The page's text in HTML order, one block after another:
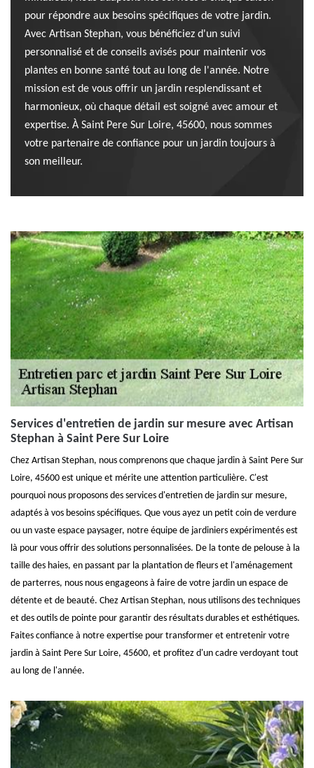
pour répondre aux besoins spécifiques de votre jardin.
Avec Artisan Stephan, vous bénéficiez d'un suivi
personnalisé et de conseils avisés pour maintenir vos
plantes en bonne santé tout au long de l'année. Notre
mission est de vous offrir un jardin resplendissant et
harmonieux, où chaque détail est soigné avec amour et
expertise. À Saint Pere Sur Loire, 45600, nous sommes
votre partenaire de confiance pour un jardin toujours à
son meilleur.
Services d'entretien de jardin sur mesure avec Artisan
Stephan à Saint Pere Sur Loire
Chez Artisan Stephan, nous comprenons que chaque jardin à Saint Pere Sur
Loire, 45600 est unique et mérite une attention particulière. C'est
pourquoi nous proposons des services d'entretien de jardin sur mesure,
adaptés à vos besoins spécifiques. Que vous ayez un petit coin de verdure
ou un vaste espace paysager, notre équipe de jardiniers expérimentés est
là pour vous offrir des solutions personnalisées. De la tonte de pelouse à la
taille des haies, en passant par la plantation de fleurs et l'aménagement
de parterres, nous nous engageons à faire de votre jardin un espace de
détente et de beauté. Chez Artisan Stephan, nous utilisons des techniques
et des outils de pointe pour garantir des résultats durables et esthétiques.
Faites confiance à notre expertise pour transformer et entretenir votre
jardin à Saint Pere Sur Loire, 45600, et profitez d'un cadre verdoyant tout
au long de l'année.